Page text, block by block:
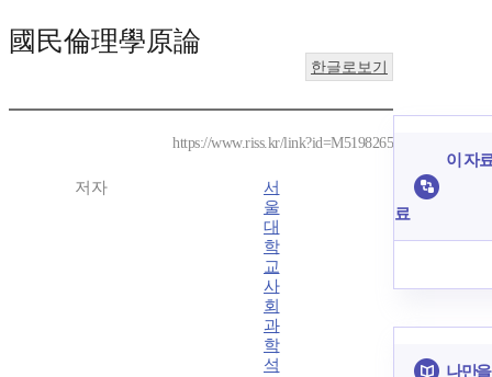
國民倫理學原論
한글로보기
https://www.riss.kr/link?id=M5198265
저자
서
울
대
학
교
사
회
과
학
석
이 자
료
나만